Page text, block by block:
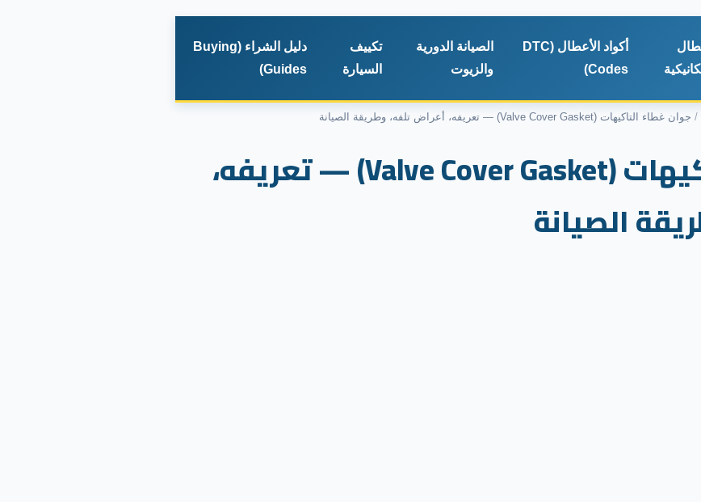
أكواد الأعطال (DTC
Codes)
الصيانة الدورية
والزيوت
تكييف
السيارة
دليل الشراء (Buying
Guides)
جوان غطاء التاكيهات (Valve Cover Gasket) — تعريفه، أعراض تلفه، وطريقة الصيانة
جوان غطاء التاكيهات (Valve Cover Gasket) — تعريفه،
الصيانة